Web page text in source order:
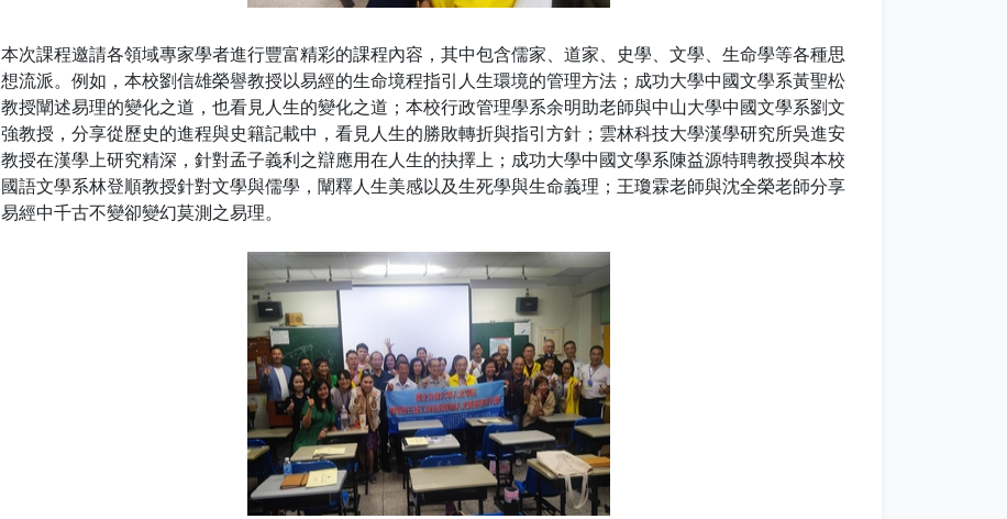
本次課程邀請各領域專家學者進行豐富精彩的課程內容，其中包含儒家、道家、史學、文學、生命學等各種思
想流派。例如，本校劉信雄榮譽教授以易經的生命境程指引人生環境的管理方法；成功大學中國文學系黃聖松
教授闡述易理的變化之道，也看見人生的變化之道；本校行政管理學系余明助老師與中山大學中國文學系劉文
強教授，分享從歷史的進程與史籍記載中，看見人生的勝敗轉折與指引方針；雲林科技大學漢學研究所吳進安
教授在漢學上研究精深，針對孟子義利之辯應用在人生的抉擇上；成功大學中國文學系陳益源特聘教授與本校
國語文學系林登順教授針對文學與儒學，闡釋人生美感以及生死學與生命義理；王瓊霖老師與沈全榮老師分享
易經中千古不變卻變幻莫測之易理。